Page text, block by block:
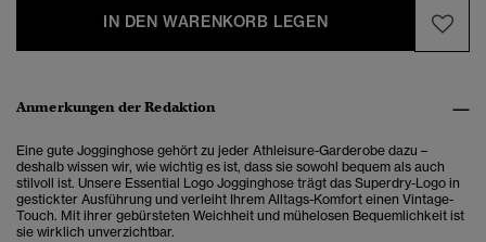
IN DEN WARENKORB LEGEN
Anmerkungen der Redaktion
Eine gute Jogginghose gehört zu jeder Athleisure-Garderobe dazu –
deshalb wissen wir, wie wichtig es ist, dass sie sowohl bequem als auch
stilvoll ist. Unsere Essential Logo Jogginghose trägt das Superdry-Logo in
gestickter Ausführung und verleiht Ihrem Alltags-Komfort einen Vintage-
Touch. Mit ihrer gebürsteten Weichheit und mühelosen Bequemlichkeit ist
sie wirklich unverzichtbar.